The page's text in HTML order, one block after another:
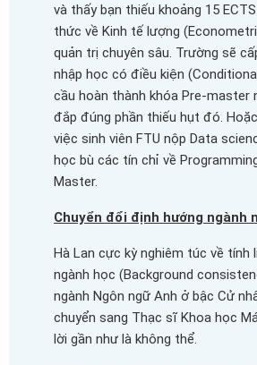
và thấy bạn thiếu khoảng 15
thức về Kinh tế lượng
quản trị chuyên sâu. Trường sẽ
nhập học có điều kiện
cầu hoàn thành khóa Pre-master
đắp đúng phần thiếu hụt đó.
việc sinh viên FTU nộp Data
học bù các tín chỉ về
Master.
Chuyển đổi định hướng ngành
Hà Lan cực kỳ nghiêm túc về tính
ngành học (Background
ngành Ngôn ngữ Anh ở bậc Cử
chuyển sang Thạc sĩ Khoa học
lời gần như là không thể.